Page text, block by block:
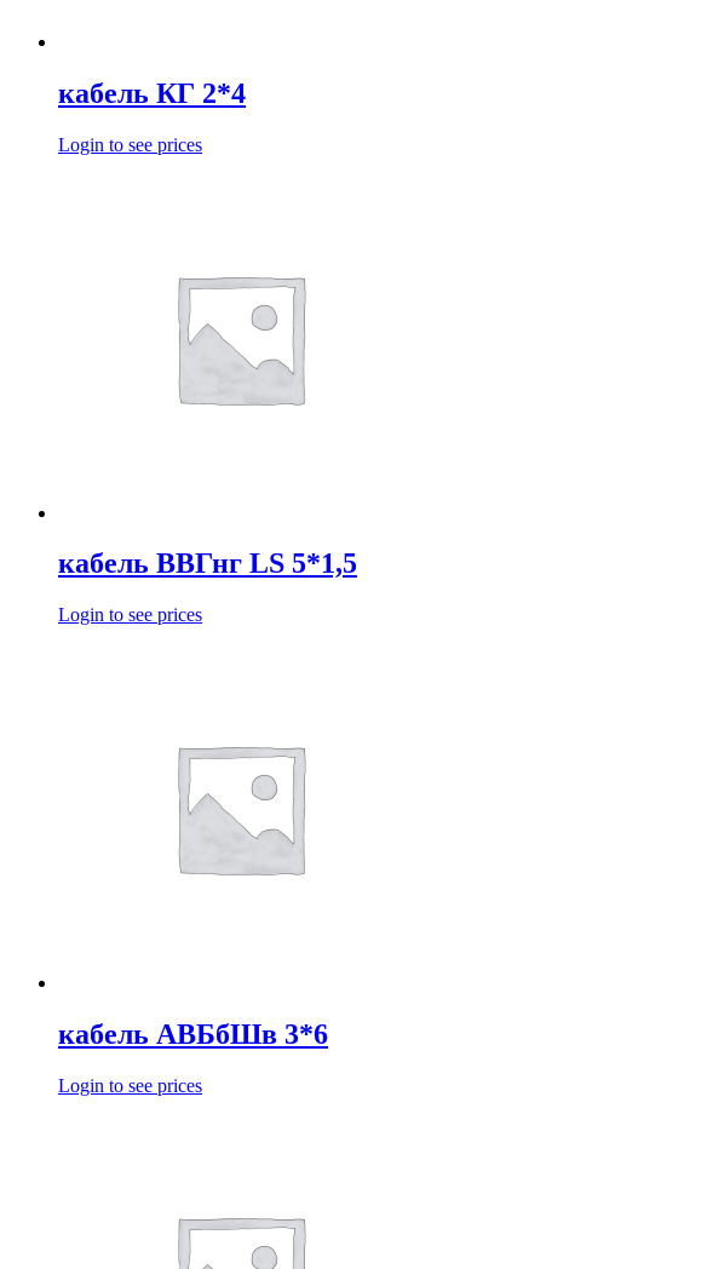
кабель КГ 2*4
Login to see prices
кабель ВВГнг LS 5*1,5
Login to see prices
кабель АВБбШв 3*6
Login to see prices